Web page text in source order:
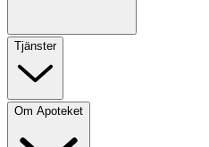
Tjänster
Om Apoteket